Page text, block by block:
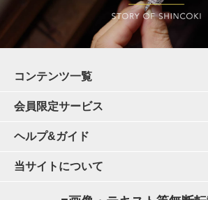
コンテンツ一覧
会員限定サービス
ヘルプ&ガイド
当サイトについて